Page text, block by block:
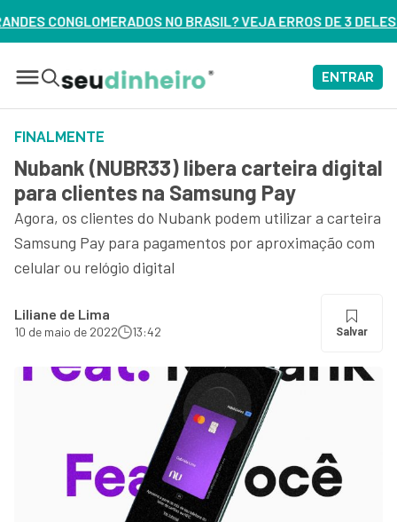
VEJA ERROS DE 3 DELES – ASSISTA AGORA
ENTRAR
FINALMENTE
Nubank (NUBR33) libera carteira digital
para clientes na Samsung Pay
Agora, os clientes do Nubank podem utilizar a carteira
Samsung Pay para pagamentos por aproximação com
celular ou relógio digital
Liliane de Lima
10 de maio de 2022 13:42 Salvar